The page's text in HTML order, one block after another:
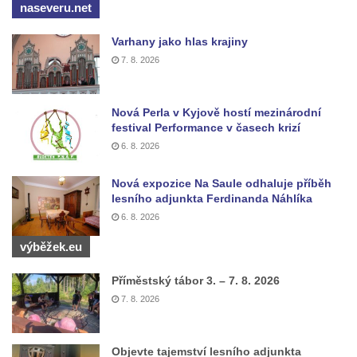
Vilémově
Socha putti II. na schodišti ke kostelu
Nanebevzetí Panny Marie ve Vilémově
Socha putti I. na schodišti ke kostelu
Socha svaté Anny na mostě přes
Vilémovský potok pod kostelem
Socha svatého Josefa na mostě přes
Vilémovský potok pod kostelem
Nanebevzetí Panny Marie ve Vilémově
svatého Václava ve Šluknově
Socha svatého Pavla u dveří kostela
svatého Václava ve Šluknově
Socha svatého Jana Nepomuckého na
naseveru.net
Varhany jako hlas krajiny
7. 8. 2026
Nová Perla v Kyjově hostí mezinárodní
festival Performance v časech krizí
6. 8. 2026
Nová expozice Na Saule odhaluje příběh
lesního adjunkta Ferdinanda Náhlíka
6. 8. 2026
výběžek.eu
Příměstský tábor 3. – 7. 8. 2026
7. 8. 2026
Objevte tajemství lesního adjunkta